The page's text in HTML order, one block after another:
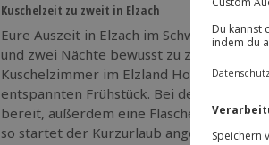
Kuschelzeit zu zweit in Elzach
Eure Auszeit in Elzach im Schwarzwald
und zwei Nächte bewusst zu zweit
Kuschelzimmer im Elzland Hotel 9
entspannten Frühstück. Bei der Anreise
bereit, außerdem eine Flasche Wasser,
so startet der Kurzurlaub angenehm und